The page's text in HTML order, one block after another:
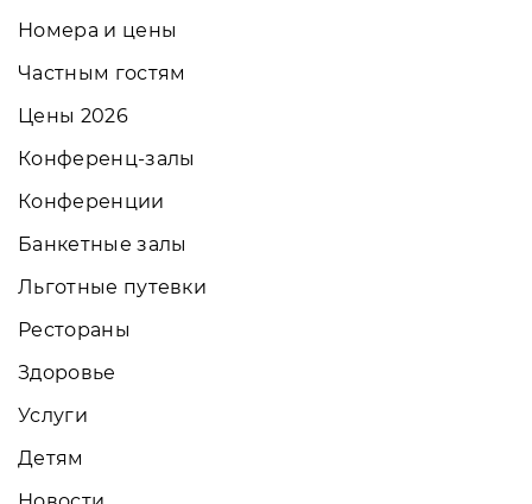
Номера и цены
Частным гостям
Цены 2026
Конференц-залы
Конференции
Банкетные залы
Льготные путевки
Рестораны
Здоровье
Услуги
Детям